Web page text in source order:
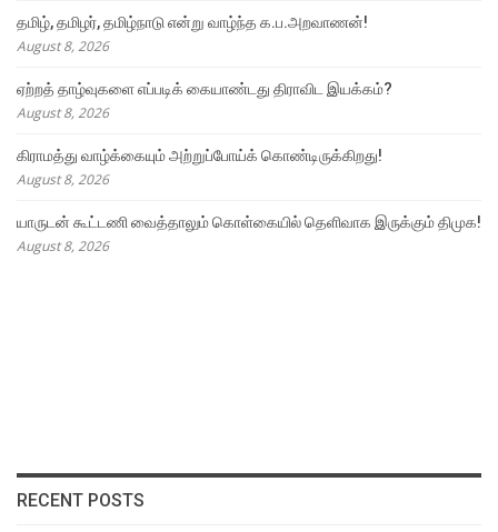
தமிழ், தமிழர், தமிழ்நாடு என்று வாழ்ந்த க.ப.அறவாணன்!
August 8, 2026
ஏற்றத் தாழ்வுகளை எப்படிக் கையாண்டது திராவிட இயக்கம்?
August 8, 2026
கிராமத்து வாழ்க்கையும் அற்றுப்போய்க் கொண்டிருக்கிறது!
August 8, 2026
யாருடன் கூட்டணி வைத்தாலும் கொள்கையில் தெளிவாக இருக்கும் திமுக!
August 8, 2026
RECENT POSTS